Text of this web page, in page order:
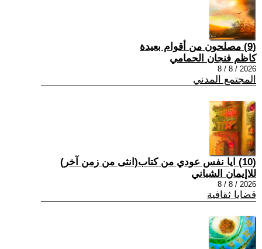
(9) مصلحون من أقوام بعيدة
كاظم فنجان الحمامي
2026 / 8 / 8
المجتمع المدني
(10) ايا نفس عودي من كتاب(انثى من زمن آخر)
للاإيمان الشباني
2026 / 8 / 8
قضايا ثقافية